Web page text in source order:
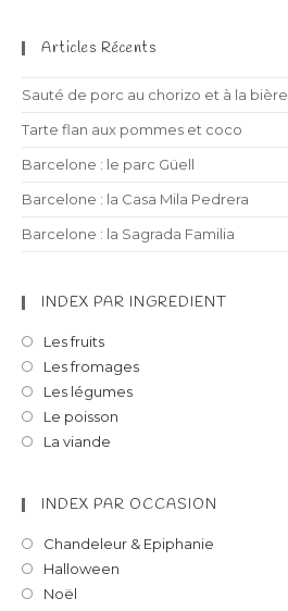
Articles Récents
Sauté de porc au chorizo et à la bière
Tarte flan aux pommes et coco
Barcelone : le parc Güell
Barcelone : la Casa Mila Pedrera
Barcelone : la Sagrada Familia
INDEX PAR INGREDIENT
Les fruits
Les fromages
Les légumes
Le poisson
La viande
INDEX PAR OCCASION
Chandeleur & Epiphanie
Halloween
Noël